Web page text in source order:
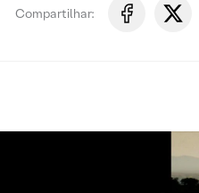
Compartilhar: